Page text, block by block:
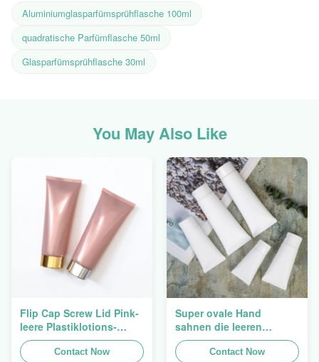
Aluminiumglasparfümsprühflasche 100ml
quadratische Parfümflasche 50ml
Glasparfümsprühflasche 30ml
You May Also Like
Flip Cap Screw Lid Pink-
leere Plastiklotions-
Pressungs-Rohre 200g
Contact Now
Super ovale Hand
sahnen die leeren
kosmetischen Rohre, die
5ml zu 150ml verpacken
Contact Now